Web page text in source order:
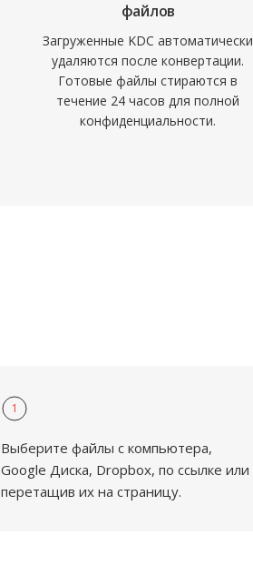
файлов
Загруженные KDC автоматически
удаляются после конвертации.
Готовые файлы стираются в
течение 24 часов для полной
конфиденциальности.
1
Выберите файлы с компьютера,
Google Диска, Dropbox, по ссылке или
перетащив их на страницу.